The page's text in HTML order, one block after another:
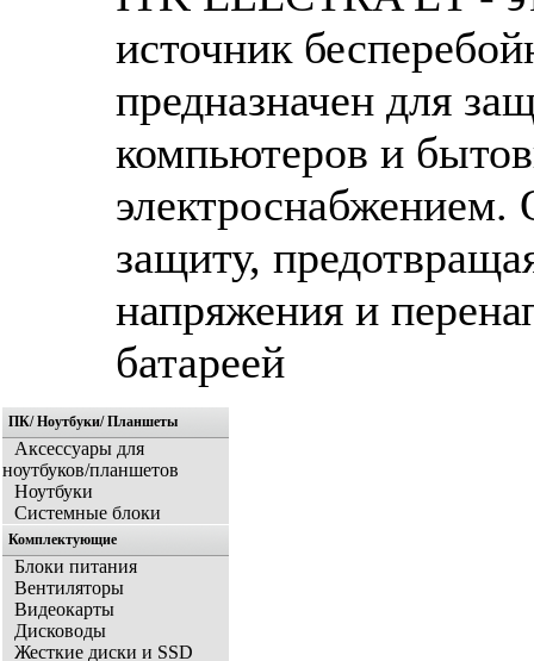
источник
предназначен для
компьютеров и
электроснабжением.
защиту,
напряжения и
батареей
ПК/ Ноутбуки/ Планшеты
Аксессуары для
ноутбуков/планшетов
Ноутбуки
Системные блоки
Комплектующие
Блоки питания
Вентиляторы
Видеокарты
Дисководы
Жесткие диски и SSD